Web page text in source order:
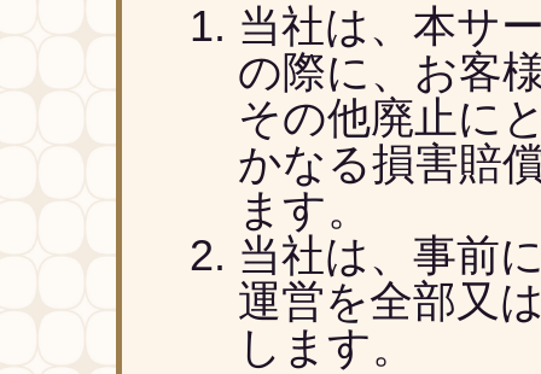
当社は、本サ
の際に、お客
その他廃止に
かなる損害賠
ます。
当社は、事前
運営を全部又
します。